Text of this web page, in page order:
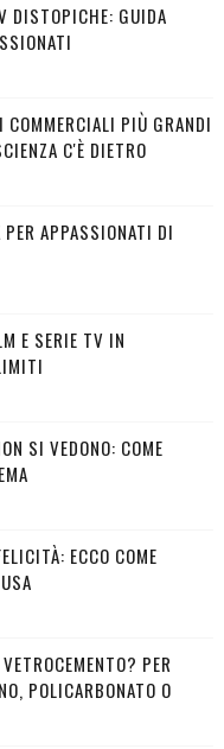
DISTOPICHE: GUIDA
COMMERCIALI PIÙ GRANDI
C'È DIETRO
PER APPASSIONATI DI
E SERIE TV IN
SI VEDONO: COME
ECCO COME
PER
POLICARBONATO O